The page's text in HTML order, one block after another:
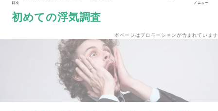
初めての浮気調査
メニュー
本ページはプロモーションが含まれています
目次
夫婦関係の修復・再構築
慰謝料請求
離婚